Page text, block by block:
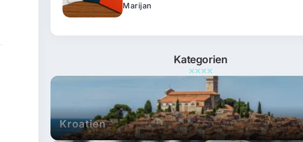
Marijan
Kategorien
Kroatien